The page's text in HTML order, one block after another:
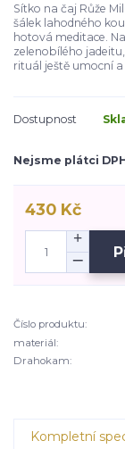
Sítko na čaj Růže
šálek lahodného
hotová meditace.
zelenobílého
rituál ještě umocní
Dostupnost
Nejsme plátci
430 Kč
Číslo produktu:
materiál:
Drahokam:
Kompletní